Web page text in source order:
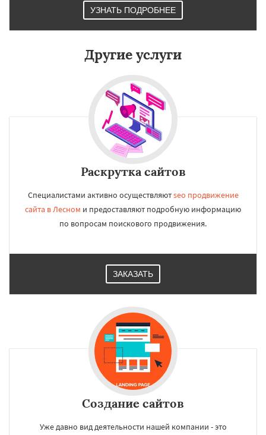
УЗНАТЬ ПОДРОБНЕЕ
Другие услуги
Раскрутка сайтов
Специалистами активно осуществляютseo продвижение
сайта в Лесном и предоставляют подробную информацию
по вопросам поискового продвижения.
ЗАКАЗАТЬ
Создание сайтов
Уже давно вид деятельности нашей компании - это